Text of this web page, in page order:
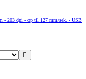
- 203 dpi - op til 127 mm/sek. - USB